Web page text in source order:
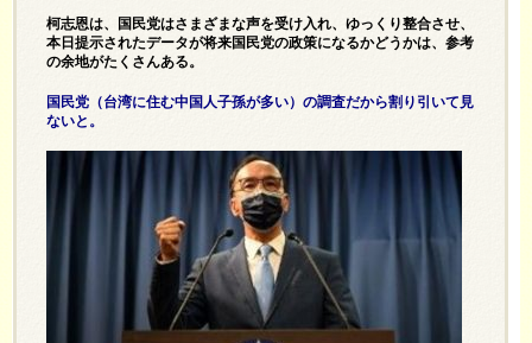
柯志恩は、国民党はさまざまな声を受け入れ、ゆっくり整合させ、
本日提示されたデータが将来国民党の政策になるかどうかは、参考
の余地がたくさんある。
国民党（台湾に住む中国人子孫が多い）の調査だから割り引いて見
ないと。